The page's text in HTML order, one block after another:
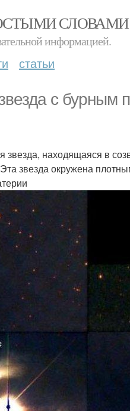
СЛОВАМИ
информацией.
статьи
с бурным
находящаяся в
звезда окружена